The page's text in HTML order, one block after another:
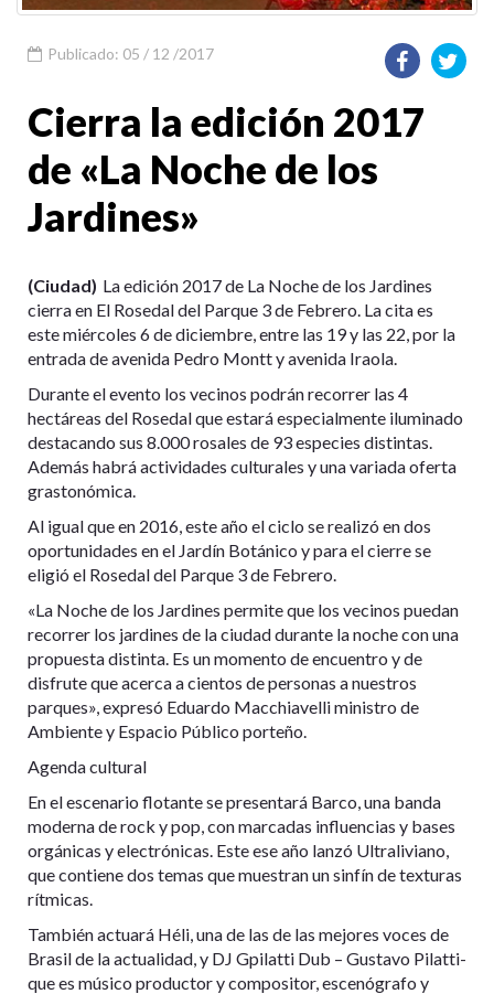
Publicado: 05 / 12 /2017
Cierra la edición 2017
de «La Noche de los
Jardines»
(Ciudad) La edición 2017 de La Noche de los Jardines
cierra en El Rosedal del Parque 3 de Febrero. La cita es
este miércoles 6 de diciembre, entre las 19 y las 22, por la
entrada de avenida Pedro Montt y avenida Iraola.
Durante el evento los vecinos podrán recorrer las 4
hectáreas del Rosedal que estará especialmente iluminado
destacando sus 8.000 rosales de 93 especies distintas.
Además habrá actividades culturales y una variada oferta
grastonómica.
Al igual que en 2016, este año el ciclo se realizó en dos
oportunidades en el Jardín Botánico y para el cierre se
eligió el Rosedal del Parque 3 de Febrero.
«La Noche de los Jardines permite que los vecinos puedan
recorrer los jardines de la ciudad durante la noche con una
propuesta distinta. Es un momento de encuentro y de
disfrute que acerca a cientos de personas a nuestros
parques», expresó Eduardo Macchiavelli ministro de
Ambiente y Espacio Público porteño.
Agenda cultural
En el escenario flotante se presentará Barco, una banda
moderna de rock y pop, con marcadas influencias y bases
orgánicas y electrónicas. Este ese año lanzó Ultraliviano,
que contiene dos temas que muestran un sinfín de texturas
rítmicas.
También actuará Héli, una de las de las mejores voces de
Brasil de la actualidad, y DJ Gpilatti Dub – Gustavo Pilatti-
que es músico productor y compositor, escenógrafo y